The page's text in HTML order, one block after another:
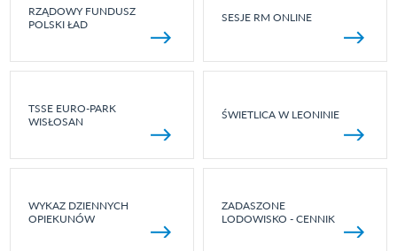
RZĄDOWY FUNDUSZ
POLSKI ŁAD
SESJE RM ONLINE
TSSE EURO-PARK
WISŁOSAN
ŚWIETLICA W LEONINIE
WYKAZ DZIENNYCH
OPIEKUNÓW
ZADASZONE
LODOWISKO - CENNIK